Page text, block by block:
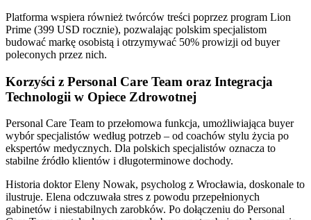
Platforma wspiera również twórców treści poprzez program Lion
Prime (399 USD rocznie), pozwalając polskim specjalistom
budować markę osobistą i otrzymywać 50% prowizji od buyer
poleconych przez nich.
Korzyści z Personal Care Team oraz Integracja
Technologii w Opiece Zdrowotnej
Personal Care Team to przełomowa funkcja, umożliwiająca buyer
wybór specjalistów według potrzeb – od coachów stylu życia po
ekspertów medycznych. Dla polskich specjalistów oznacza to
stabilne źródło klientów i długoterminowe dochody.
Historia doktor Eleny Nowak, psycholog z Wrocławia, doskonale to
ilustruje. Elena odczuwała stres z powodu przepełnionych
gabinetów i niestabilnych zarobków. Po dołączeniu do Personal